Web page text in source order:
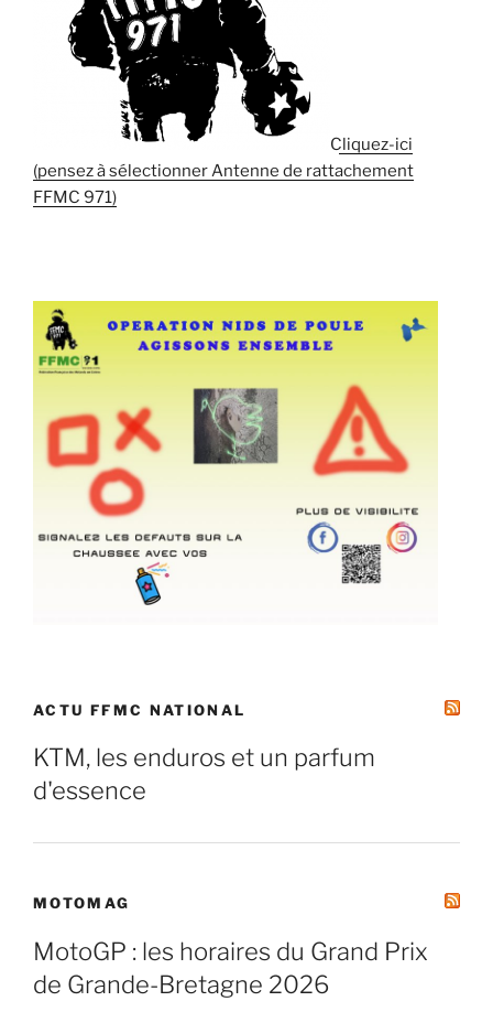
Cliquez-ici
(pensez à sélectionner Antenne de rattachement
FFMC 971)
ACTU FFMC NATIONAL
KTM, les enduros et un parfum
d'essence
MOTOMAG
MotoGP : les horaires du Grand Prix
de Grande-Bretagne 2026